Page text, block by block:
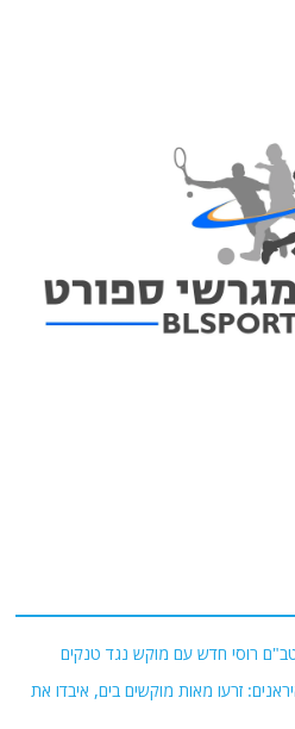
רוסי חדש עם מוקש נגד טנקים
זרעו מאות מוקשים בים, איבדו את